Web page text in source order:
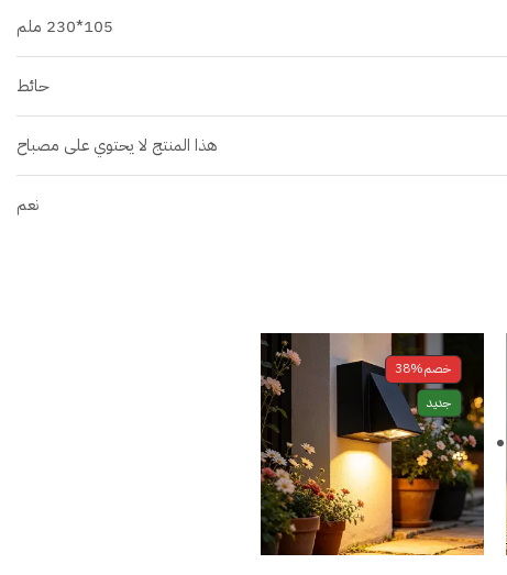
105*230 ملم
حائط
هذا المنتج لا يحتوي على مصباح
نعم
خصم38%
جديد